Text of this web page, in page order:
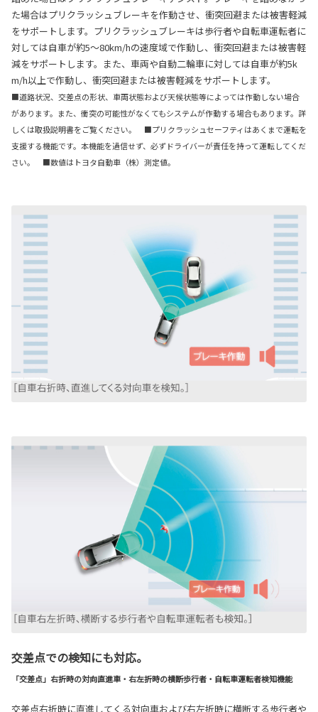
た場合はプリクラッシュブレーキを作動させ、衝突回避または被害軽減
をサポートします。プリクラッシュブレーキは歩行者や自転車運転者に
対しては自車が約5〜80km/hの速度域で作動し、衝突回避または被害軽
減をサポートします。また、車両や自動二輪車に対しては自車が約5k
m/h以上で作動し、衝突回避または被害軽減をサポートします。
■道路状況、交差点の形状、車両状態および天候状態等によっては作動しない場合
があります。また、衝突の可能性がなくてもシステムが作動する場合もあります。詳
しくは取扱説明書をご覧ください。 ■プリクラッシュセーフティはあくまで運転を
支援する機能です。本機能を過信せず、必ずドライバーが責任を持って運転してくだ
さい。 ■数値はトヨタ自動車（株）測定値。
交差点での検知にも対応。
「交差点」右折時の対向直進車・右左折時の横断歩行者・自転車運転者検知機能
交差点右折時に直進してくる対向車および右左折時に横断する歩行者や